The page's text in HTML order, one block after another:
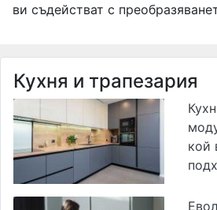
ви съдействат с
Кухня и трапезария
кой